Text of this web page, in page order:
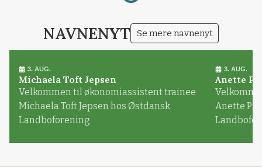
NAVNENYT Se mere navnenyt
3. AUG.
Michaela Toft Jepsen
Velkommen til økonomiassistent trainee
Michaela Toft Jepsen hos Østdansk
Landboforening
3. AUG.
Anette
Anette